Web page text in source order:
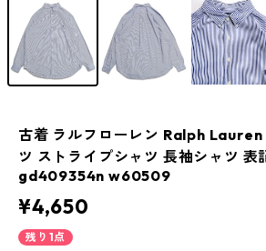
古着 ラルフローレン Ralph Lauren
ツ ストライプシャツ 長袖シャツ
gd409354n w60509
¥4,650
残り1点